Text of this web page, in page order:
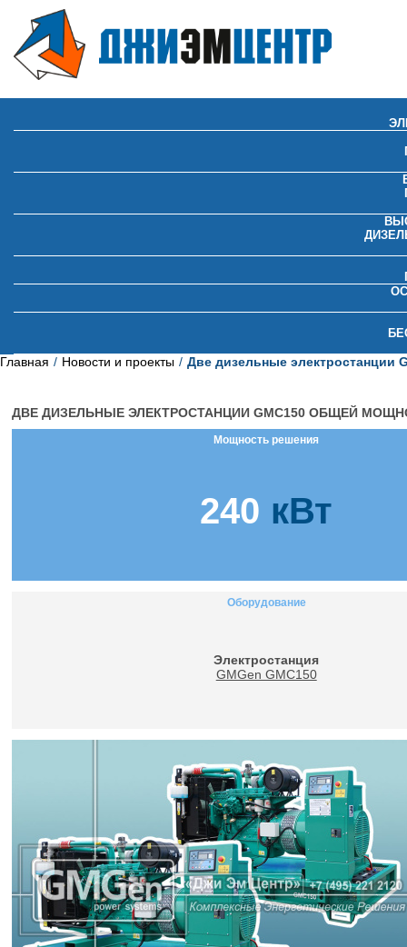
Главная Новости и проекты Две дизельные электростанции
ДВЕ ДИЗЕЛЬНЫЕ ЭЛЕКТРОСТАНЦИИ GMC150 ОБЩЕЙ
Мощность решения
240 кВт
Оборудование
Электростанция
GMGen GMC150